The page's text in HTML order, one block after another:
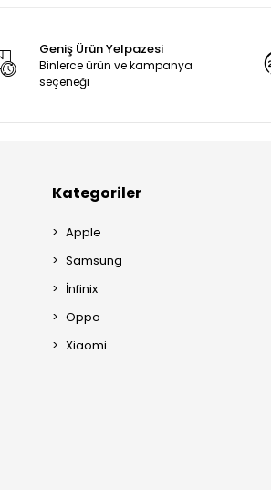
Geniş Ürün Yelpazesi
Binlerce ürün ve kampanya
seçeneği
Kategoriler
Apple
Samsung
İnfinix
Oppo
Xiaomi